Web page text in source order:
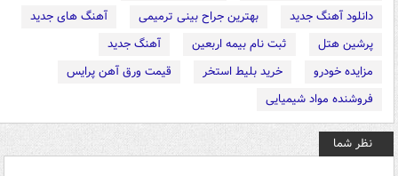
دانلود آهنگ جدید
بهترین جراح بینی ترمیمی
آهنگ های جدید
پرشین هتل
ثبت نام بیمه اربعین
آهنگ جدید
مزایده خودرو
خرید بلیط استخر
قیمت ورق آهن پرایس
فروشنده مواد شیمیایی
نظر شما